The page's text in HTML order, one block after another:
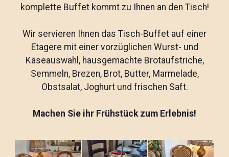
komplette Buffet kommt zu Ihnen an den Tisch!
Wir servieren Ihnen das Tisch-Buffet auf einer
Etagere mit einer vorzüglichen Wurst- und
Käseauswahl, hausgemachte Brotaufstriche,
Semmeln, Brezen, Brot, Butter, Marmelade,
Obstsalat, Joghurt und frischen Saft.
Machen Sie ihr Frühstück zum Erlebnis!